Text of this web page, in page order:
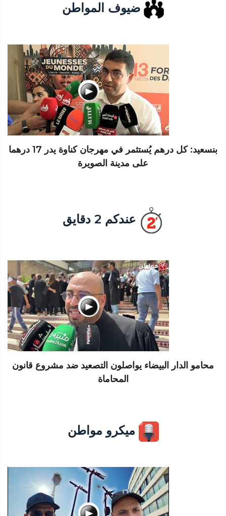
ضيوف المواطن
بنسعيد: كل درهم يُستثمر في مهرجان كناوة يدر 17 درهما
على مدينة الصويرة
عندكم 2 دقايق
محامو الدار البيضاء يواصلون التصعيد ضد مشروع قانون
المحاماة
ميكرو مواطن